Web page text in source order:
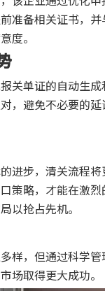
准备相关证书，
度。
关单证的自动生
，避免不必要的
进步，清关流程
策略，才能在激
以抢占先机。
样，但通过科学
场取得更大成功。